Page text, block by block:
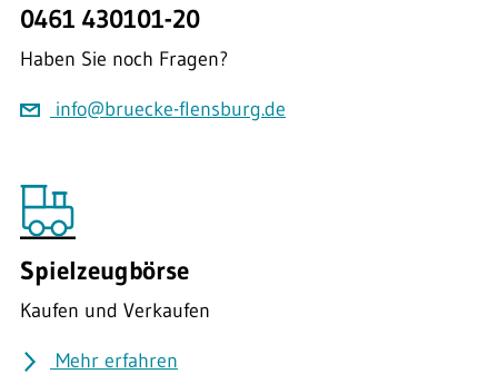
0461 430101-20
Haben Sie noch Fragen?
info@bruecke-flensburg.de
Spielzeugbörse
Kaufen und Verkaufen
Mehr erfahren